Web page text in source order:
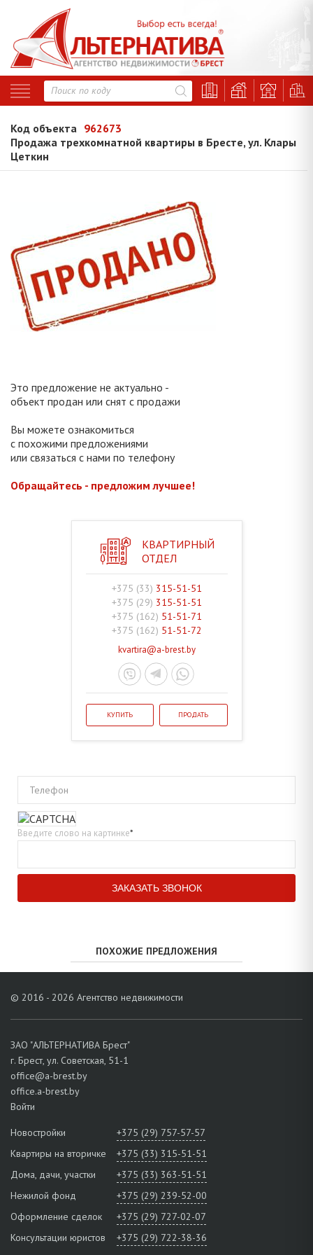
Код объекта 962673
Продажа трехкомнатной квартиры в Бресте, ул. Клары
Цеткин
Это предложение не актуально -
объект продан или снят с продажи
Вы можете ознакомиться
с похожими предложениями
или связаться с нами по телефону
Обращайтесь - предложим лучшее!
КВАРТИРНЫЙ
ОТДЕЛ
+375 (33) 315-51-51
+375 (29) 315-51-51
+375 (162) 51-51-71
+375 (162) 51-51-72
kvartira@a-brest.by
КУПИТЬ ПРОДАТЬ
Телефон
Введите слово на картинке*
ПОХОЖИЕ ПРЕДЛОЖЕНИЯ
© 2016 - 2026 Агентство недвижимости
ЗАО "АЛЬТЕРНАТИВА Брест"
г. Брест, ул. Советская, 51-1
office@a-brest.by
office.a-brest.by
Войти
Новостройки
+375 (29) 757-57-57
Квартиры на вторичке
+375 (33) 315-51-51
Дома, дачи, участки
+375 (33) 363-51-51
Нежилой фонд
+375 (29) 239-52-00
Оформление сделок
+375 (29) 727-02-07
Консультации юристов
+375 (29) 722-38-36